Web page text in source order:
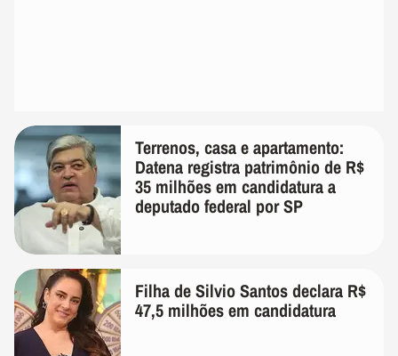
Terrenos, casa e apartamento:
Datena registra patrimônio de R$
35 milhões em candidatura a
deputado federal por SP
Filha de Silvio Santos declara R$
47,5 milhões em candidatura